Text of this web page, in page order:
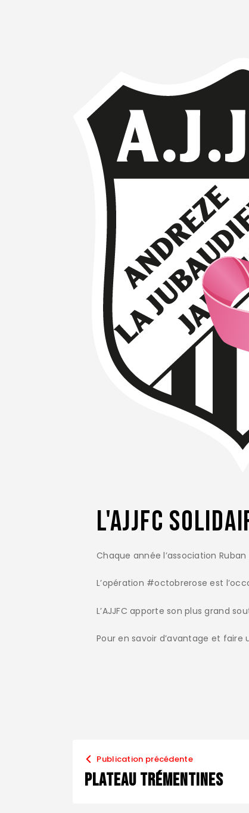
L'AJJFC
Chaque année l’association
L’opération #octobrerose est
L’AJJFC apporte son plus grand
Pour en savoir d’avantage et faire
Publication précédente
plateau Trémentines